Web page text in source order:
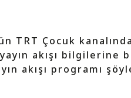
TRT Çocuk
akışı bilgilerine
akışı programı